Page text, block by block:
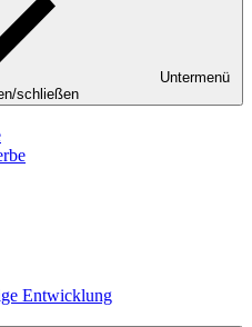
Untermenü
schließen
Entwicklung